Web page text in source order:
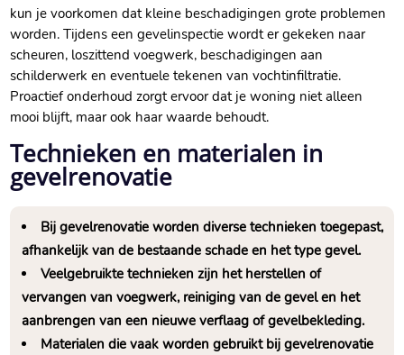
kun je voorkomen dat kleine beschadigingen grote problemen
worden.​ Tijdens een gevelinspectie wordt er gekeken naar
scheuren, loszittend voegwerk, beschadigingen aan
schilderwerk en eventuele tekenen van vochtinfiltratie.​
Proactief onderhoud zorgt ervoor dat je woning niet alleen
mooi blijft, maar ook haar waarde behoudt.​
Technieken en materialen in
gevelrenovatie
Bij gevelrenovatie worden diverse technieken toegepast,
afhankelijk van de bestaande schade en het type gevel.​
Veelgebruikte technieken zijn het herstellen of
vervangen van voegwerk, reiniging van de gevel en het
aanbrengen van een nieuwe verflaag of gevelbekleding.​
Materialen die vaak worden gebruikt bij gevelrenovatie